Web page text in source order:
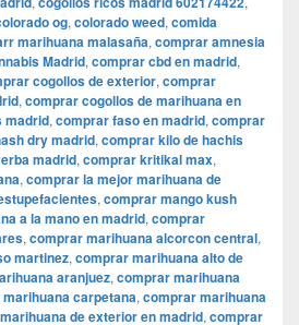
og, colorado weed, comida
marihuana malasaña, comprar amnesia
Madrid, comprar cbd en madrid,
cogollos de exterior, comprar
, comprar cogollos de marihuana en
madrid, comprar faso en madrid, comprar
dry madrid, comprar kilo de hachis
madrid, comprar kritikal max,
, comprar la mejor marihuana de
, comprar mango kush
a la mano en madrid, comprar
, comprar marihuana alcorcon central,
martinez, comprar marihuana alto de
aranjuez, comprar marihuana
carpetana, comprar marihuana
de exterior en madrid, comprar